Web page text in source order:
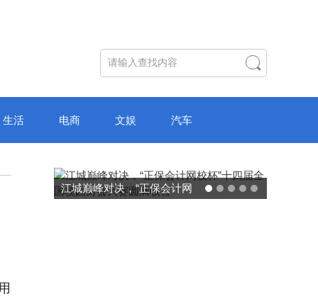
生活 电商 文娱 汽车
破局“纸面教育”：理想树AI自